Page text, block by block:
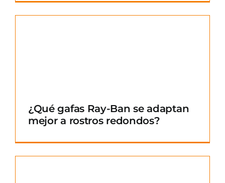
¿Qué gafas Ray-Ban se adaptan
mejor a rostros redondos?